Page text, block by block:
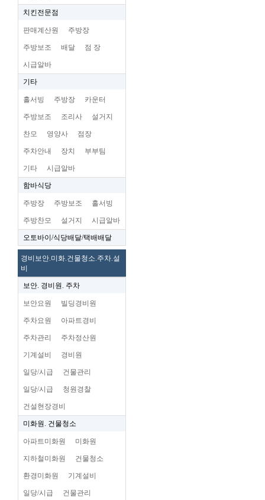
치킨전문점
판매계산원 주방장
주방보조 배달 점 장
시급알바
기타
홀서빙 주방장 카운터
주방보조 조리사 설거지
찬모 영양사 점장
주차안내 장치 부부팀
기타 시급알바
함바식당
주방장 주방보조 홀서빙
주방찬모 설거지 시급알바
오토바이/식당배달/택배배달
경비보안.미화.건물청소.주차.설
비
보안. 경비원. 주차
보안요원 빌딩경비원
주차요원 아파트경비
주차관리 주차정산원
기계설비 경비원
일당/시급 건물관리
일당/시급 청원경찰
건설현장경비
미화원. 건물청소
아파트미화원 미화원
지하철미화원 건물청소
환경미화원 기계설비
일당/시급 건물관리